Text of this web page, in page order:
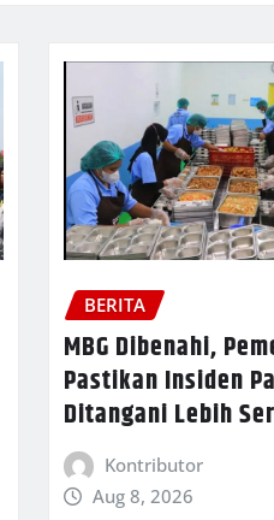
BERITA
MBG Dibenahi,
Pastikan Insiden
Ditangani Lebih
Kontributor
Aug 8, 2026